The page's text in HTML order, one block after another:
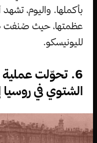
بأكملها. واليوم، تشهد
عظمتها، حيث صُنفت
لليونيسكو.
6. تحوّلت عملية
الشتوي في